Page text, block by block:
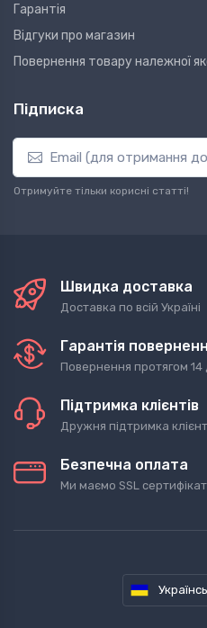
Гарантія
Відгуки про магазин
Повернення товару належної
Підписка
Отримуйте тільки корисні статті!
Швидка доставка
Доставка по всій Україні
Гарантія
Повернення протягом 14
Підтримка клієнтів
Дружня підтримка
Безпечна оплата
Ми маємо SSL сертифікат